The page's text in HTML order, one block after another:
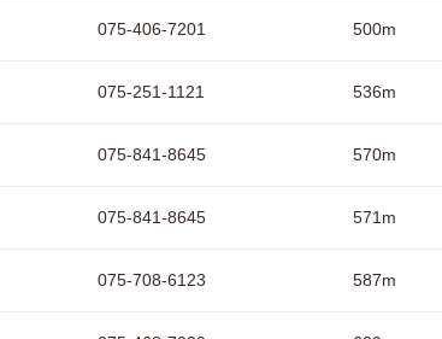
075-406-7201 500m
075-251-1121 536m
075-841-8645 570m
075-841-8645 571m
075-708-6123 587m